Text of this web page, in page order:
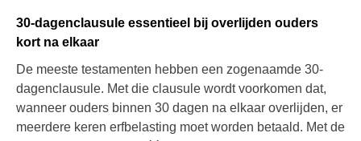
30-dagenclausule essentieel bij overlijden ouders
kort na elkaar
De meeste testamenten hebben een zogenaamde 30-
dagenclausule. Met die clausule wordt voorkomen dat,
wanneer ouders binnen 30 dagen na elkaar overlijden, er
meerdere keren erfbelasting moet worden betaald. Met de